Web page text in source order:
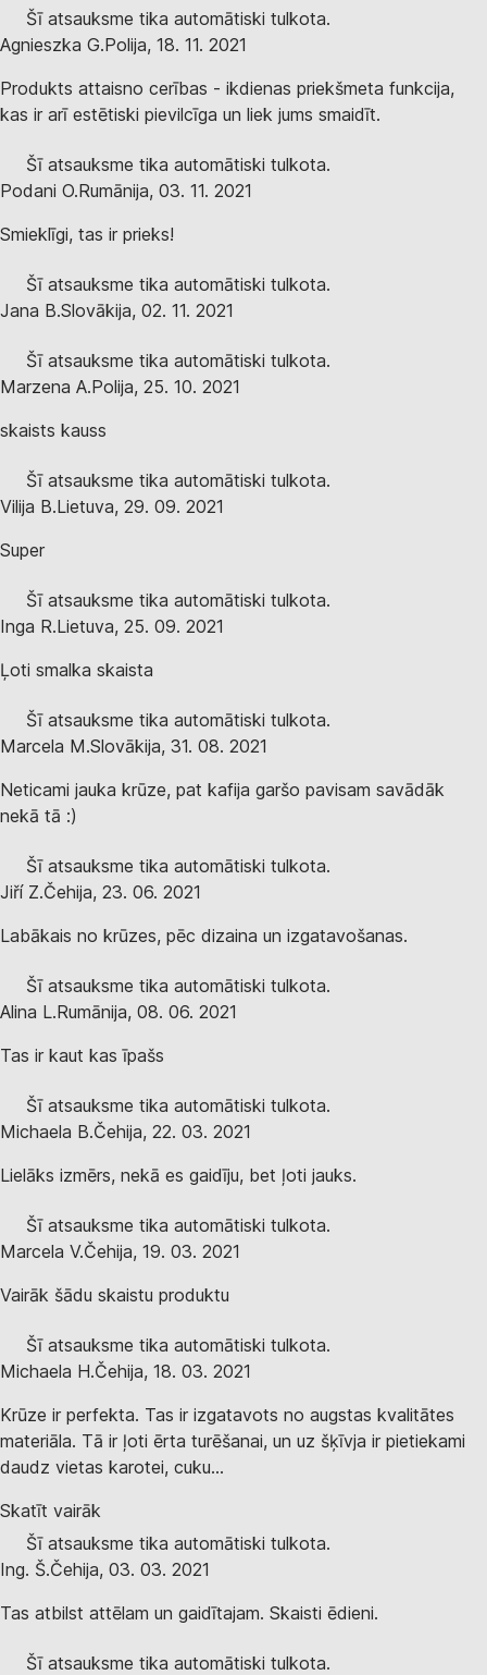
Šī atsauksme tika automātiski tulkota.
Agnieszka G.Polija, 18. 11. 2021
Produkts attaisno cerības - ikdienas priekšmeta funkcija,
kas ir arī estētiski pievilcīga un liek jums smaidīt.
Šī atsauksme tika automātiski tulkota.
Podani O.Rumānija, 03. 11. 2021
Smieklīgi, tas ir prieks!
Šī atsauksme tika automātiski tulkota.
Jana B.Slovākija, 02. 11. 2021
Šī atsauksme tika automātiski tulkota.
Marzena A.Polija, 25. 10. 2021
skaists kauss
Šī atsauksme tika automātiski tulkota.
Vilija B.Lietuva, 29. 09. 2021
Super
Šī atsauksme tika automātiski tulkota.
Inga R.Lietuva, 25. 09. 2021
Ļoti smalka skaista
Šī atsauksme tika automātiski tulkota.
Marcela M.Slovākija, 31. 08. 2021
Neticami jauka krūze, pat kafija garšo pavisam savādāk
nekā tā :)
Šī atsauksme tika automātiski tulkota.
Jiří Z.Čehija, 23. 06. 2021
Labākais no krūzes, pēc dizaina un izgatavošanas.
Šī atsauksme tika automātiski tulkota.
Alina L.Rumānija, 08. 06. 2021
Tas ir kaut kas īpašs
Šī atsauksme tika automātiski tulkota.
Michaela B.Čehija, 22. 03. 2021
Lielāks izmērs, nekā es gaidīju, bet ļoti jauks.
Šī atsauksme tika automātiski tulkota.
Marcela V.Čehija, 19. 03. 2021
Vairāk šādu skaistu produktu
Šī atsauksme tika automātiski tulkota.
Michaela H.Čehija, 18. 03. 2021
Krūze ir perfekta. Tas ir izgatavots no augstas kvalitātes
materiāla. Tā ir ļoti ērta turēšanai, un uz šķīvja ir pietiekami
daudz vietas karotei, cuku...
Skatīt vairāk
Šī atsauksme tika automātiski tulkota.
Ing. Š.Čehija, 03. 03. 2021
Tas atbilst attēlam un gaidītajam. Skaisti ēdieni.
Šī atsauksme tika automātiski tulkota.